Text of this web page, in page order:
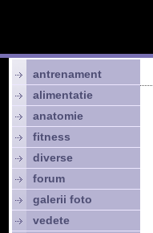
antrenament
alimentatie
anatomie
fitness
diverse
forum
galerii foto
vedete